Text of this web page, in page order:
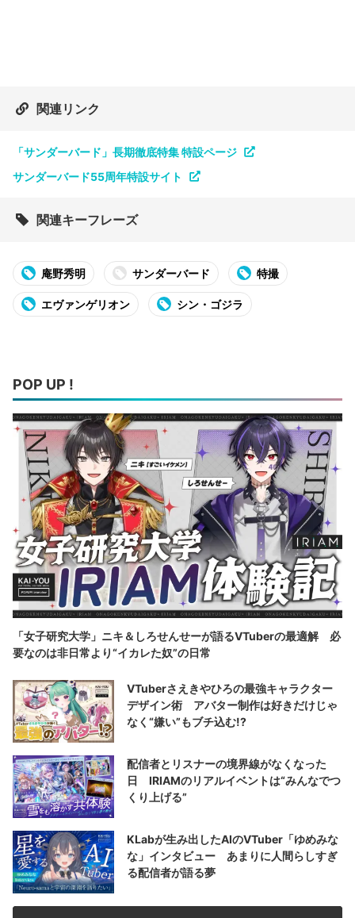
関連リンク
「サンダーバード」長期徹底特集 特設ページ
サンダーバード55周年特設サイト
関連キーフレーズ
庵野秀明 サンダーバード 特撮
エヴァンゲリオン シン・ゴジラ
POP UP !
「女子研究大学」ニキ＆しろせんせーが語るVTuberの最適解 必
要なのは非日常より“イカレた奴”の日常
VTuberさえきやひろの最強キャラクター
デザイン術 アバター制作は好きだけじゃ
なく“嫌い”もブチ込む!?
配信者とリスナーの境界線がなくなった
日 IRIAMのリアルイベントは“みんなでつ
くり上げる”
KLabが生み出したAIのVTuber「ゆめみな
な」インタビュー あまりに人間らしすぎ
る配信者が語る夢